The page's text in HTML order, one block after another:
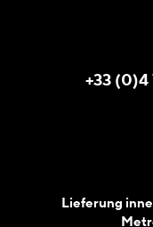
+33 (0)4
Lieferung